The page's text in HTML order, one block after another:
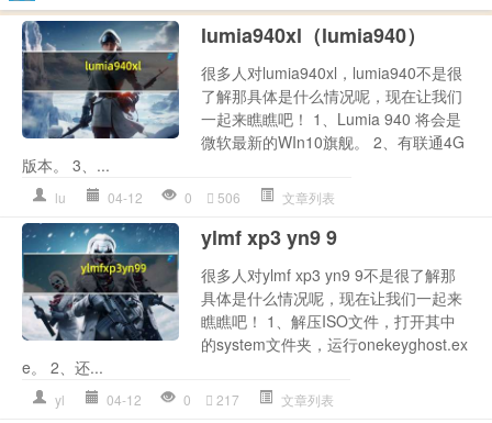
lumia940xl（lumia940）
很多人对lumia940xl，lumia940不是很
了解那具体是什么情况呢，现在让我们
一起来瞧瞧吧！ 1、Lumia 940 将会是
微软最新的WIn10旗舰。 2、有联通4G
版本。 3、...
lu 04-12 0 506 文章列表
ylmf xp3 yn9 9
很多人对ylmf xp3 yn9 9不是很了解那
具体是什么情况呢，现在让我们一起来
瞧瞧吧！ 1、解压ISO文件，打开其中
的system文件夹，运行onekeyghost.ex
e。 2、还...
yl 04-12 0 217 文章列表